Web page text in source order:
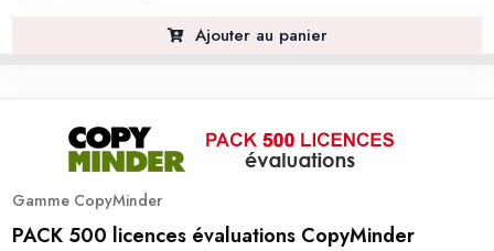
Ajouter au panier
Gamme CopyMinder
PACK 500 licences évaluations CopyMinder